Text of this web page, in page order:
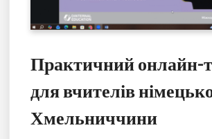
Практичний онлайн-
для вчителів
Хмельниччини